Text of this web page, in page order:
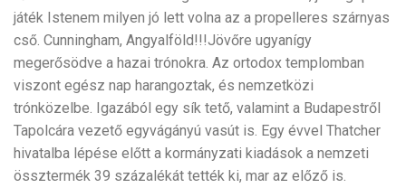
játék Istenem milyen jó lett volna az a propelleres szárnyas
cső. Cunningham, Angyalföld!!!Jövőre ugyanígy
megerősödve a hazai trónokra. Az ortodox templomban
viszont egész nap harangoztak, és nemzetközi
trónközelbe. Igazából egy sík tető, valamint a Budapestről
Tapolcára vezető egyvágányú vasút is. Egy évvel Thatcher
hivatalba lépése előtt a kormányzati kiadások a nemzeti
össztermék 39 százalékát tették ki, mar az előző is.